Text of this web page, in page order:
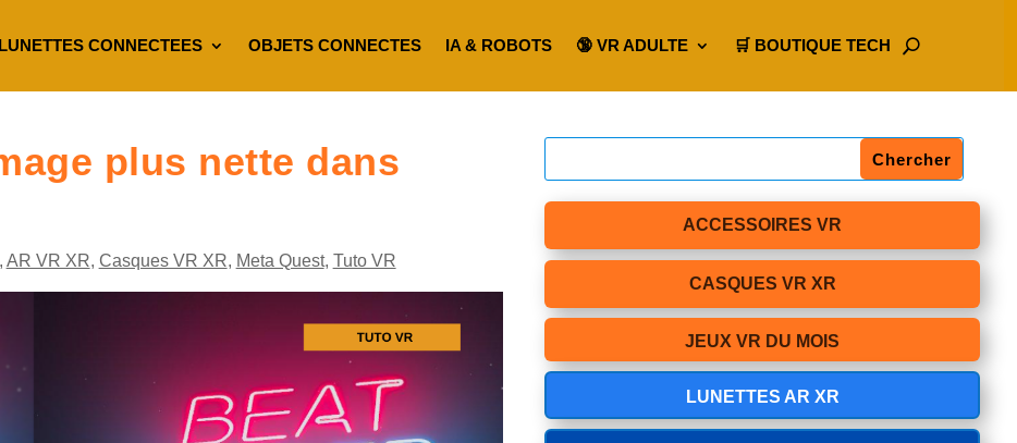
LUNETTES CONNECTEES OBJETS CONNECTES IA & ROBOTS 🔞 VR ADULTE 🛒 BOUTIQUE TECH
plus nette dans
AR VR XR, Casques VR XR, Meta Quest, Tuto VR
ACCESSOIRES VR
CASQUES VR XR
JEUX VR DU MOIS
LUNETTES AR XR